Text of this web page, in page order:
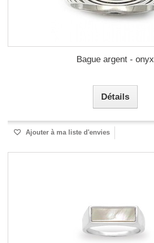
Bague argent - onyx
Détails
Ajouter à ma liste d'envies